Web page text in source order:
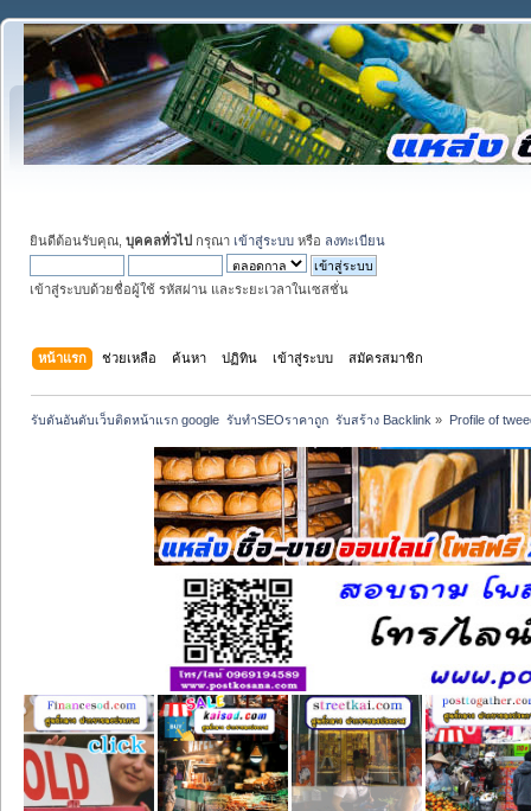
ยินดีต้อนรับคุณ, บุคคลทั่วไป กรุณา เข้าสู่ระบบ หรือ ลงทะเบียน
เข้าสู่ระบบด้วยชื่อผู้ใช้ รหัสผ่าน และระยะเวลาในเซสชั่น
หน้าแรก ช่วยเหลือ ค้นหา ปฏิทิน เข้าสู่ระบบ สมัครสมาชิก
รับดันอันดับเว็บติดหน้าแรก google  รับทำSEOราคาถูก  รับสร้าง Backlink » Profile of